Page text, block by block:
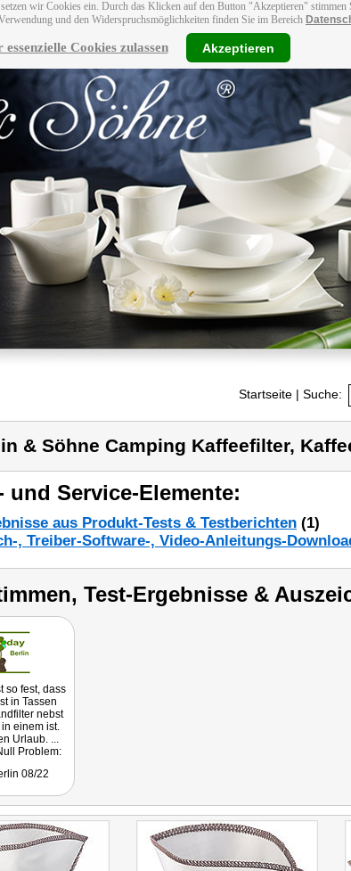
wir Cookies ein. Durch das Klicken auf den Button "Akzeptieren"
und den Widerspruchsmöglichkeiten finden Sie im Bereich
essenzielle Cookies zulassen Akzeptieren
Startseite | Suche:
& Söhne Camping Kaffeefilter,
und Service-Elemente:
aus Produkt-Tests & Testberichten (1)
, Treiber-Software-, Video-Anleitungs-
Test-Ergebnisse &
so fest, dass
in Tassen
nebst
einem ist.
Urlaub. ...
Problem:
und
nee, eher
echt, das
denn jedes
Ein kleines
Oho!"
08/22